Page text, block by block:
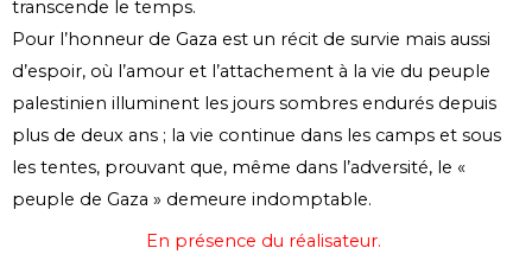
transcende le temps.
Pour l’honneur de Gaza est un récit de survie mais aussi
d’espoir, où l’amour et l’attachement à la vie du peuple
palestinien illuminent les jours sombres endurés depuis
plus de deux ans ; la vie continue dans les camps et sous
les tentes, prouvant que, même dans l’adversité, le «
peuple de Gaza » demeure indomptable.
En présence du réalisateur.